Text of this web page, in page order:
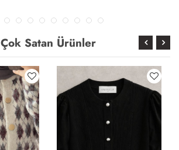
Çok Satan Ürünler